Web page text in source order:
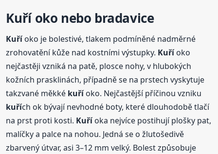
Kuříoko nebo bradavice
Kuříoko je bolestivé, tlakem podmíněné nadměrné
zrohovatění kůže nad kostními výstupky. Kuříoko
nejčastěji vzniká na patě, plosce nohy, v hlubokých
kožních prasklinách, případně se na prstech vyskytuje
takzvané měkké kuříoko. Nejčastější příčinou vzniku
kuřích ok bývají nevhodné boty, které dlouhodobě tlačí
na prst proti kosti. Kuříoka nejvíce postihují plošky pat,
malíčky a palce na nohou. Jedná se o žlutošedivě
zbarvený útvar, asi 3–12 mm velký. Bolest způsobuje